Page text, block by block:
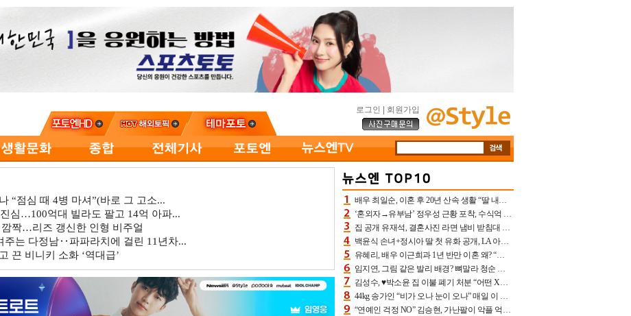
로그인 회원가입
“점심 때 4병 마셔”(바로 그 고소...
심…100억대 빌라도 팔고 14억 아파...
짝…리즈 갱신한 인형 비주얼
주는 다정남‥파파라치에 걸린 11년차...
끈 비니키 소화 ‘역대급’
배우 최일순, 이혼 후 20년 산속 생활 “딸 내가 버렸다고 원망‥맘 아파”(특종)[어제TV]
‘혼외자→유부남’ 정우성 근황 포착, 수식억 해킹 피해 후배 만났다 “존경하는”
집 공개 유재석, 결혼사진 라면 냄비 받침대 되고 분노‥가족사진도 피해(놀뭐)[어제TV]
백윤식 손녀+정시아 딸 첫 유화 공개, LA 아트쇼→서울국제조각페스타 작가다운 수준급 실력
유혜리, 배우 이근희과 1년 반만 이혼 왜? “식칼 꽂고 의자 던져” 충격 폭로(특종)[어제TV]
임지연, 그림 같은 발리 배경? 뼈말라 청순 비키니 핏에 상대 안 되네
김성수, ♥박소윤 집 이불 폐기 처분 “어떤 X이랑 썼을지 몰라” 질투(신랑수업2)[어제TV]
44kg 송가인 “비가 오나 눈이 오나” 매일 이 운동, 허벅지 근육량 상승+체지방 감소
“연예인 걱정 NO” 김승현, 가난팔이 악플 억울할만‥아내+딸과 日 여행